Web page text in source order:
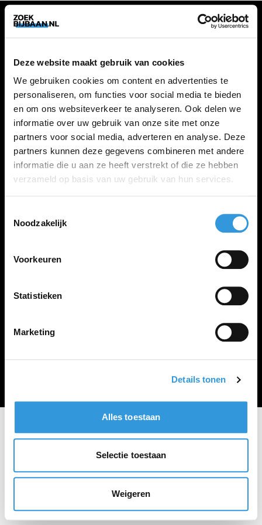
Deze website maakt gebruik van cookies
We gebruiken cookies om content en advertenties te
personaliseren, om functies voor social media te bieden
en om ons websiteverkeer te analyseren. Ook delen we
informatie over uw gebruik van onze site met onze
partners voor social media, adverteren en analyse. Deze
partners kunnen deze gegevens combineren met andere
informatie die u aan ze heeft verstrekt of die ze hebben
verzameld op basis van uw gebruik van hun services.
Noodzakelijk
Voorkeuren
Statistieken
Marketing
Details tonen
Alles toestaan
Selectie toestaan
Weigeren
ZOEKBIJBAAN
FAQ
Kennis maken met MELON
VACATURES
Alle vacatures